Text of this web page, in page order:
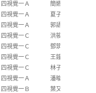
四視覺一Ａ 簡嬿臻
四視覺一Ａ 夏子婷
四視覺一Ａ 郭語芳
四視覺一Ｃ 洪筱真
四視覺一Ｃ 鄧筑瑄
四視覺一Ｃ 王鐘澭
四視覺一Ｃ 林子修
四視覺一Ａ 潘晙昱
四視覺一Ｂ 葉又瑄